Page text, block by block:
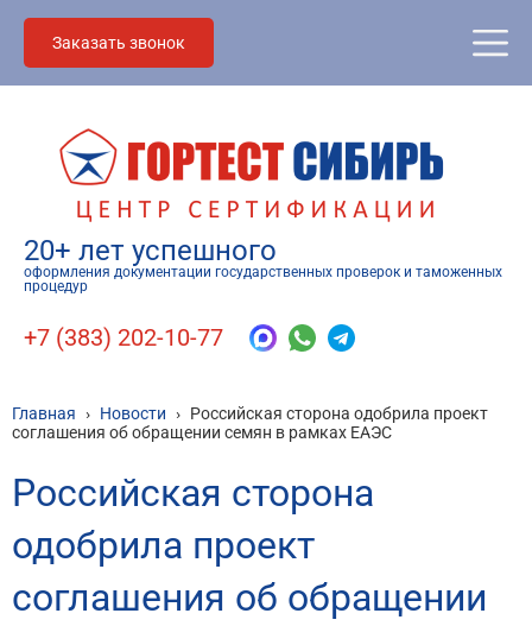
Заказать звонок
20+ лет успешного
оформления документации государственных проверок и таможенных
процедур
+7 (383) 202-10-77
Главная › Новости › Российская сторона одобрила проект
соглашения об обращении семян в рамках ЕАЭС
Российская сторона
одобрила проект
соглашения об обращении